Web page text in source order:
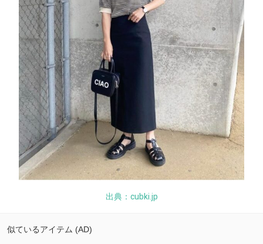
出典：cubki.jp